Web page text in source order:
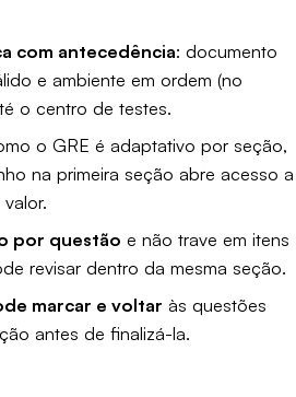
com antecedência: documento
e ambiente em ordem (no
o centro de testes.
o GRE é adaptativo por seção,
na primeira seção abre acesso a
por questão e não trave em itens
revisar dentro da mesma seção.
marcar e voltar às questões
antes de finalizá-la.